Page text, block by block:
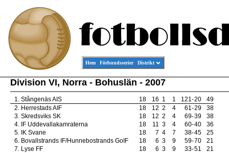
Hem Förbundsserier Distrikt
Division VI, Norra - Bohuslän - 2007
1. Stångenäs AIS 18 16 1 1 121-20
49
2. Herrestads AIF 18 12 2 4 61-29
38
3. Skredsviks SK 18 12 2 4 69-39
38
4. IF Uddevallakamraterna 18 11 3 4 60-40
36
5. IK Svane 18 7 4 7 38-45
25
6. Bovallstrands IF/Hunnebostrands GoIF 18 6 3 9 59-70
21
7. Lyse FF 18 6 3 9 33-51
21